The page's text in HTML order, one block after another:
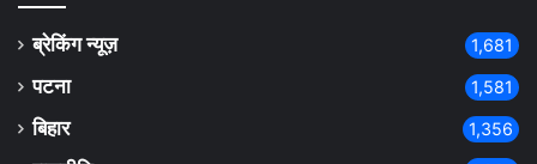
ब्रेकिंग न्यूज़ 1,681
पटना 1,581
बिहार 1,356